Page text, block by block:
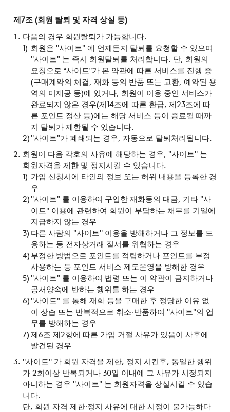
제7조 (회원 탈퇴 및 자격 상실 등)
다음의 경우 회원탈퇴가 가능합니다.
회원은 "사이트" 에 언제든지 탈퇴를 요청할 수 있으며
"사이트" 는 즉시 회원탈퇴를 처리합니다. 단, 회원의
요청으로 “사이트”가 본 약관에 따른 서비스를 진행 중
(구매계약의 체결, 재화 등의 반품 또는 교환, 예약된 용
역의 미제공 등)에 있거나, 회원이 이용 중인 서비스가
완료되지 않은 경우(제14조에 따른 환급, 제23조에 따
른 포인트 정산 등)에는 해당 서비스 등이 종료될 때까
지 탈퇴가 제한될 수 있습니다.
"사이트"가 폐쇄되는 경우, 자동으로 탈퇴처리됩니다.
회원이 다음 각호의 사유에 해당하는 경우, "사이트" 는
회원자격을 제한 및 정지시킬 수 있습니다.
가입 신청시에 타인의 정보 또는 허위 내용을 등록한 경
우
"사이트" 를 이용하여 구입한 재화등의 대금, 기타 "사
이트" 이용에 관련하여 회원이 부담하는 채무를 기일에
지급하지 않는 경우
다른 사람의 "사이트" 이용을 방해하거나 그 정보를 도
용하는 등 전자상거래 질서를 위협하는 경우
부정한 방법으로 포인트를 적립하거나 포인트를 부정
사용하는 등 포인트 서비스 제도운영을 방해한 경우
"사이트" 를 이용하여 법령 또는 이 약관이 금지하거나
공서양속에 반하는 행위를 하는 경우
"사이트" 를 통해 재화 등을 구매한 후 정당한 이유 없
이 상습 또는 반복적으로 취소·반품하여 "사이트"의 업
무를 방해하는 경우
제6조 제2항에 따른 가입 거절 사유가 있음이 사후에
발견된 경우
"사이트" 가 회원 자격을 제한, 정지 시킨후, 동일한 행위
가 2회이상 반복되거나 30일 이내에 그 사유가 시정되지
아니하는 경우 "사이트" 는 회원자격을 상실시킬 수 있습
니다.
단, 회원 자격 제한∙정지 사유에 대한 시정이 불가능하다